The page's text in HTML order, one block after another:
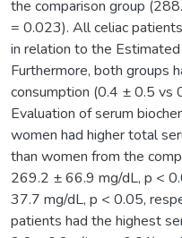
the comparison group
= 0.023). All celiac
in relation to the
Furthermore, both groups
consumption (0.4 ± 0.5 vs
Evaluation of serum
women had higher total
than women from the
269.2 ± 66.9 mg/dL, p <
37.7 mg/dL, p < 0.05,
patients had the highest